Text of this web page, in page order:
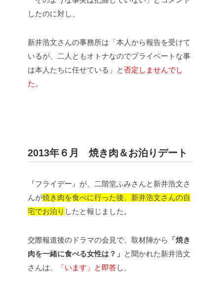
したのに対し、
新井浩文さんの事務所は「本人から報告を受けて
いるが、二人ともオトナなのでプライベートな事
は本人たちに任せている」と否定しませんでし
た 。
2013年６月 焼き肉＆お泊りデート
『フライデー』が、二階堂ふみさんと新井浩文さ
んが焼き肉を食べに行った後、新井浩文さんの自
宅でお泊り したと報じました。
交際報道後のドラマの会見で、取材陣から
「焼き
肉を一緒に食べる女性は？」 と聞かれた新井浩文
さんは、
「います」と即答し、